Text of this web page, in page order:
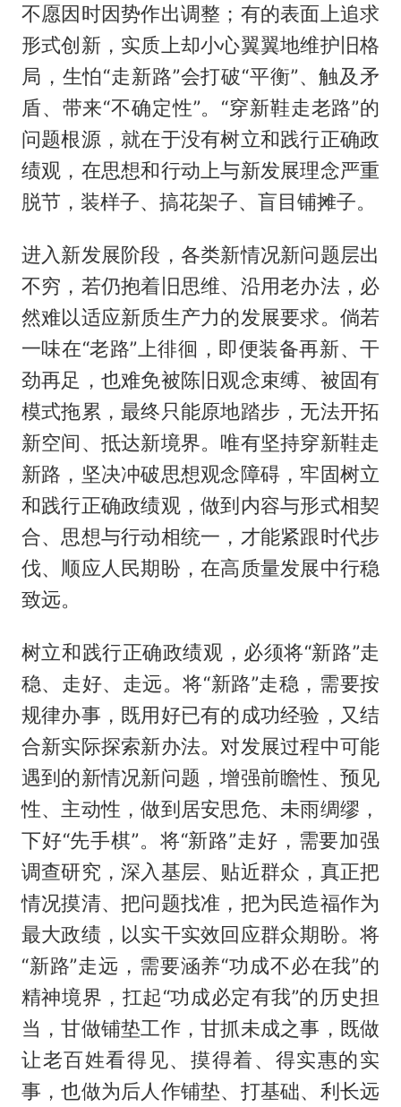
不愿因时因势作出调整；有的表面上追求
形式创新，实质上却小心翼翼地维护旧格
局，生怕“走新路”会打破“平衡”、触及矛
盾、带来“不确定性”。“穿新鞋走老路”的
问题根源，就在于没有树立和践行正确政
绩观，在思想和行动上与新发展理念严重
脱节，装样子、搞花架子、盲目铺摊子。
进入新发展阶段，各类新情况新问题层出
不穷，若仍抱着旧思维、沿用老办法，必
然难以适应新质生产力的发展要求。倘若
一味在“老路”上徘徊，即便装备再新、干
劲再足，也难免被陈旧观念束缚、被固有
模式拖累，最终只能原地踏步，无法开拓
新空间、抵达新境界。唯有坚持穿新鞋走
新路，坚决冲破思想观念障碍，牢固树立
和践行正确政绩观，做到内容与形式相契
合、思想与行动相统一，才能紧跟时代步
伐、顺应人民期盼，在高质量发展中行稳
致远。
树立和践行正确政绩观，必须将“新路”走
稳、走好、走远。将“新路”走稳，需要按
规律办事，既用好已有的成功经验，又结
合新实际探索新办法。对发展过程中可能
遇到的新情况新问题，增强前瞻性、预见
性、主动性，做到居安思危、未雨绸缪，
下好“先手棋”。将“新路”走好，需要加强
调查研究，深入基层、贴近群众，真正把
情况摸清、把问题找准，把为民造福作为
最大政绩，以实干实效回应群众期盼。将
“新路”走远，需要涵养“功成不必在我”的
精神境界，扛起“功成必定有我”的历史担
当，甘做铺垫工作，甘抓未成之事，既做
让老百姓看得见、摸得着、得实惠的实
事，也做为后人作铺垫、打基础、利长远